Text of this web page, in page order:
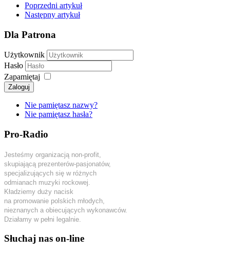
Poprzedni artykuł
Następny artykuł
Dla Patrona
Użytkownik
Hasło
Zapamiętaj
Zaloguj
Nie pamiętasz nazwy?
Nie pamiętasz hasła?
Pro-Radio
Jesteśmy organizacją non-profit,
skupiającą prezenterów-pasjonatów,
specjalizujących się w różnych
odmianach muzyki rockowej.
Kładziemy duży nacisk
na promowanie polskich młodych,
nieznanych a obiecujących wykonawców.
Działamy w pełni legalnie.
Słuchaj nas on-line